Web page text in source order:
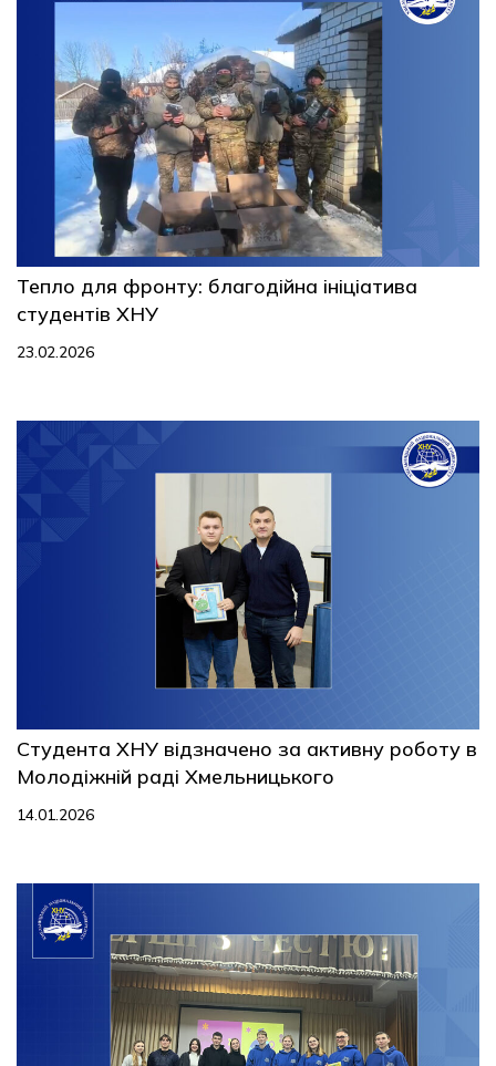
Тепло для фронту: благодійна ініціатива
студентів ХНУ
23.02.2026
Студента ХНУ відзначено за активну роботу в
Молодіжній раді Хмельницького
14.01.2026